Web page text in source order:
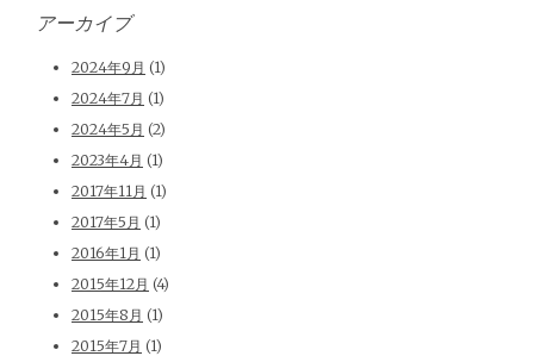
アーカイブ
2024年9月 (1)
2024年7月 (1)
2024年5月 (2)
2023年4月 (1)
2017年11月 (1)
2017年5月 (1)
2016年1月 (1)
2015年12月 (4)
2015年8月 (1)
2015年7月 (1)